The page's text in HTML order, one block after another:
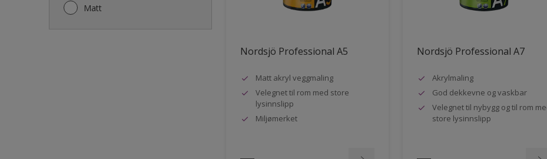
Matt
Nordsjö Professional A5
Matt akryl veggmaling
Velegnet til rom med store
lysinnslipp
Miljømerket
Nordsjö Professional A7
Akrylmaling
God dekkevne og vaskbar
Velegnet til nybygg og til rom
store lysinnslipp